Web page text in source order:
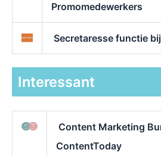
Promomedewerkers
Secretaresse functie
Interessant
Content Marketing
ContentToday